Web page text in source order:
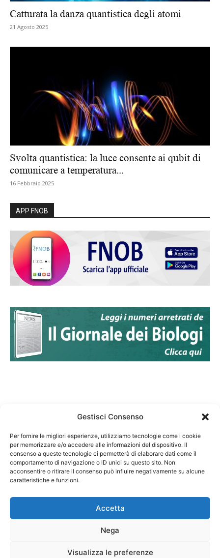
Gestisci Consenso
Per fornire le migliori esperienze, utilizziamo tecnologie come i cookie
per memorizzare e/o accedere alle informazioni del dispositivo. Il
consenso a queste tecnologie ci permetterà di elaborare dati come il
comportamento di navigazione o ID unici su questo sito. Non
acconsentire o ritirare il consenso può influire negativamente su alcune
caratteristiche e funzioni.
Accetta
Nega
Visualizza le preferenze
Catturata la danza quantistica degli atomi
21 Agosto 2025
Svolta quantistica: la luce consente ai qubit di
comunicare a temperatura...
16 Febbraio 2025
APP FNOB
Federazione Nazionale Degli Ordini dei Biologi:
codice fiscale 80069130583
Responsabile sito internet www.fnob.it: Vincenzo
Privacy Policy Cookie Policy